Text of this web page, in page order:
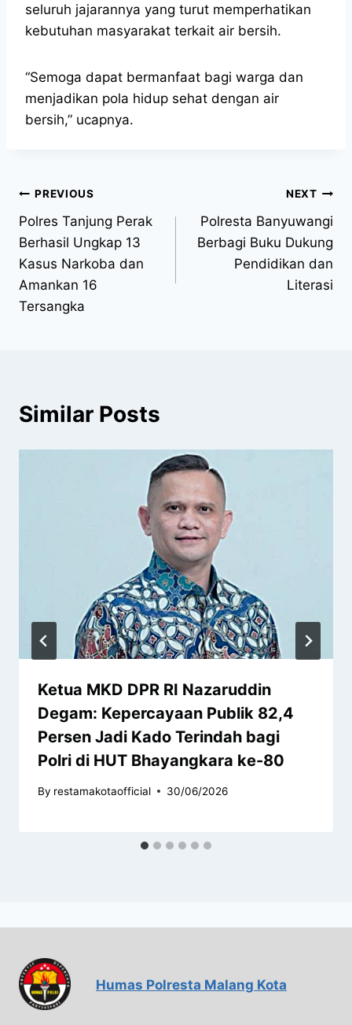
seluruh jajarannya yang turut memperhatikan
kebutuhan masyarakat terkait air bersih.
“Semoga dapat bermanfaat bagi warga dan
menjadikan pola hidup sehat dengan air
bersih,” ucapnya.
PREVIOUS
Polres Tanjung Perak
Berhasil Ungkap 13
Kasus Narkoba dan
Amankan 16
Tersangka
NEXT
Polresta Banyuwangi
Berbagi Buku Dukung
Pendidikan dan
Literasi
Similar Posts
Ketua MKD DPR RI Nazaruddin
Degam: Kepercayaan Publik 82,4
Persen Jadi Kado Terindah bagi
Polri di HUT Bhayangkara ke-80
By restamakotaofficial 30/06/2026
Humas Polresta Malang Kota